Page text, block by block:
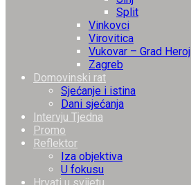
Split
Vinkovci
Virovitica
Vukovar – Grad Heroj
Zagreb
Domovinski rat
Sjećanje i istina
Dani sjećanja
Intervju Tjedna
Promo
Reflektor
Iza objektiva
U fokusu